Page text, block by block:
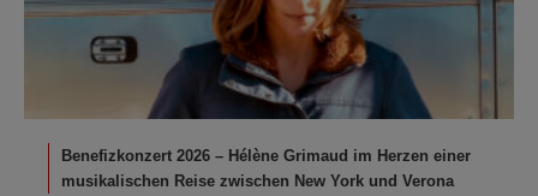
Benefizkonzert 2026 – Hélène Grimaud im Herzen einer
musikalischen Reise zwischen New York und Verona